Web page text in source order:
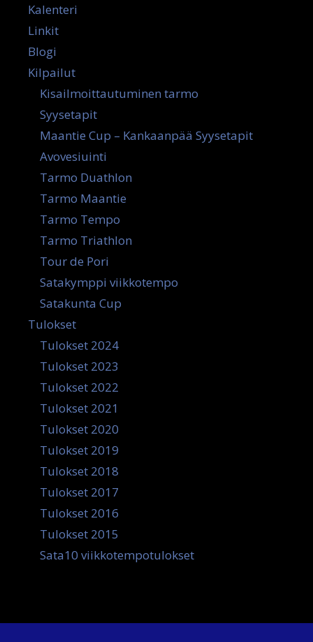
Kalenteri
Linkit
Blogi
Kilpailut
Kisailmoittautuminen tarmo
Syysetapit
Maantie Cup – Kankaanpää Syysetapit
Avovesiuinti
Tarmo Duathlon
Tarmo Maantie
Tarmo Tempo
Tarmo Triathlon
Tour de Pori
Satakymppi viikkotempo
Satakunta Cup
Tulokset
Tulokset 2024
Tulokset 2023
Tulokset 2022
Tulokset 2021
Tulokset 2020
Tulokset 2019
Tulokset 2018
Tulokset 2017
Tulokset 2016
Tulokset 2015
Sata10 viikkotempotulokset